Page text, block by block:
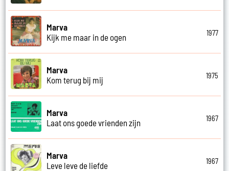
Marva
Kijk me maar in de ogen
1977
Marva
Kom terug bij mij
1975
Marva
Laat ons goede vrienden zijn
1967
Marva
Leve leve de liefde
1967